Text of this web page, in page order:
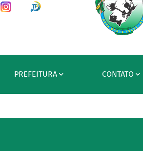
a Rede Social
Acessar a Rede Social
Acessar a Rede
PREFEITURA CONTATO